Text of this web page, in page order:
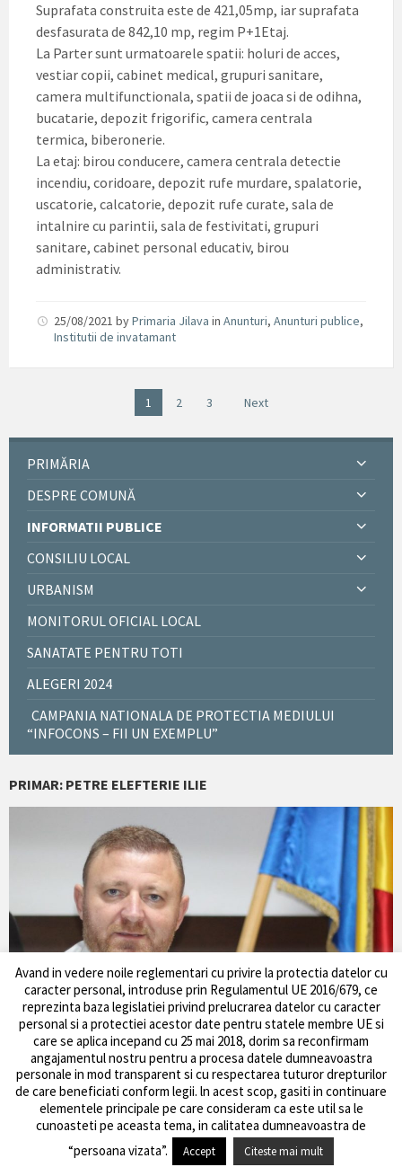
Suprafata construita este de 421,05mp, iar suprafata
desfasurata de 842,10 mp, regim P+1Etaj.
La Parter sunt urmatoarele spatii: holuri de acces,
vestiar copii, cabinet medical, grupuri sanitare,
camera multifunctionala, spatii de joaca si de odihna,
bucatarie, depozit frigorific, camera centrala
termica, biberonerie.
La etaj: birou conducere, camera centrala detectie
incendiu, coridoare, depozit rufe murdare, spalatorie,
uscatorie, calcatorie, depozit rufe curate, sala de
intalnire cu parintii, sala de festivitati, grupuri
sanitare, cabinet personal educativ, birou
administrativ.
25/08/2021 byPrimaria Jilava in Anunturi, Anunturi publice,
Institutii de invatamant
1 2 3 Next
PRIMĂRIA
DESPRE COMUNĂ
INFORMATII PUBLICE
CONSILIU LOCAL
URBANISM
MONITORUL OFICIAL LOCAL
SANATATE PENTRU TOTI
ALEGERI 2024
CAMPANIA NATIONALA DE PROTECTIA MEDIULUI
“INFOCONS – FII UN EXEMPLU”
PRIMAR: PETRE ELEFTERIE ILIE
Avand in vedere noile reglementari cu privire la protectia datelor cu
caracter personal, introduse prin Regulamentul UE 2016/679, ce
reprezinta baza legislatiei privind prelucrarea datelor cu caracter
personal si a protectiei acestor date pentru statele membre UE si
care se aplica incepand cu 25 mai 2018, dorim sa reconfirmam
angajamentul nostru pentru a procesa datele dumneavoastra
personale in mod transparent si cu respectarea tuturor drepturilor
de care beneficiati conform legii. ln acest scop, gasiti in continuare
elementele principale pe care consideram ca este util sa le
cunoasteti pe aceasta tema, in calitatea dumneavoastra de
“persoana vizata”.
Accept Citeste mai mult